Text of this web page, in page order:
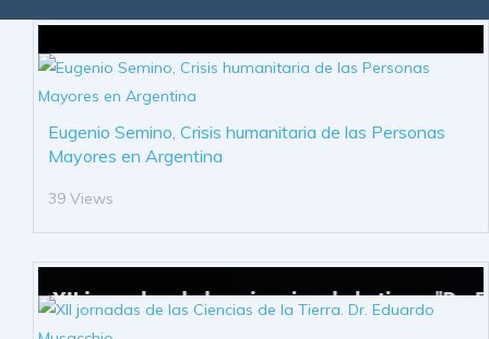
Eugenio Semino, Crisis humanitaria de las Personas
Mayores en Argentina
39 Views